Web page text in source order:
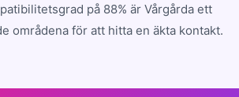
på 88% är Vårgårda ett
områdena för att hitta en äkta kontakt.